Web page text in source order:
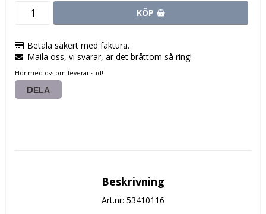
KÖP
Betala säkert med faktura.
Maila oss, vi svarar, är det bråttom så ring!
Hör med oss om leveranstid!
DELA
Beskrivning
Art.nr: 53410116